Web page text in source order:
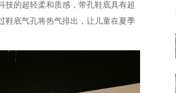
技的超轻柔和质感，带孔鞋底具有超
鞋底气孔将热气排出，让儿童在夏季